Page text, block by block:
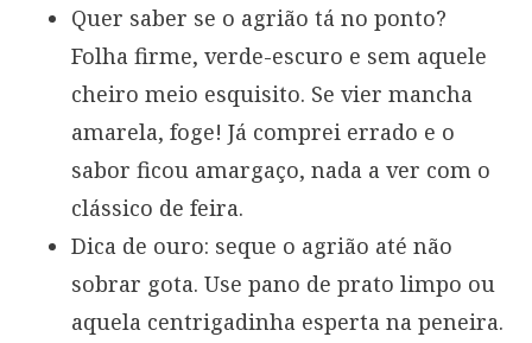
Quer saber se o agrião tá no ponto?
Folha firme, verde-escuro e sem aquele
cheiro meio esquisito. Se vier mancha
amarela, foge! Já comprei errado e o
sabor ficou amargaço, nada a ver com o
clássico de feira.
Dica de ouro: seque o agrião até não
sobrar gota. Use pano de prato limpo ou
aquela centrigadinha esperta na peneira.